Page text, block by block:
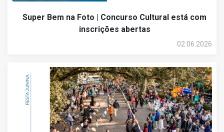
Super Bem na Foto | Concurso Cultural está com
inscrições abertas
02.06.2026